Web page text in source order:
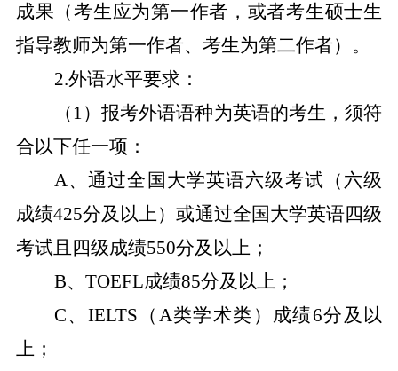
成果（考生应为第一作者，或者考生硕士生
指导教师为第一作者、考生为第二作者）。
2.外语水平要求：
（ 1）报考外语语种为英语的考生，须符
合以下任一项：
A、通过全国大学英语六级考试（六级
成绩425分及以上）或通过全国大学英语四级
考试且四级成绩550分及以上；
B、 TOEFL成绩85分及以上；
C、 IELTS （ A类学术类）成绩6分及以
上；